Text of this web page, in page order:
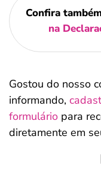
Confira
na
Gostou do nosso
informando,
formulário para
diretamente em